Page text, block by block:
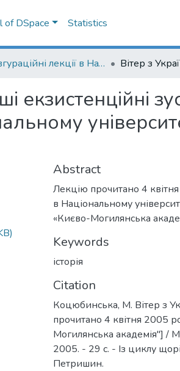
of DSpace Statistics
Інавгураційні лекції в НаУКМА
екзистенційні
Abstract
Лекцію прочитано 4
в Національному
«Києво-Могилянська
Keywords
історія
Citation
Коцюбинська, М. Вітер з
прочитано 4 квітня 2005
Могилянська академія"]
2005. - 29 с. - Із циклу
Петришин.